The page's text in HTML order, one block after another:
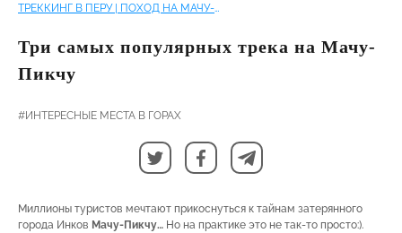
ТРЕККИНГ В ПЕРУ | ПОХОД НА МАЧУ-ПИКЧУ
Три самых популярных трека на Мачу-
Пикчу
#ИНТЕРЕСНЫЕ МЕСТА В ГОРАХ
Миллионы туристов мечтают прикоснуться к тайнам затерянного
города Инков Мачу-Пикчу… Но на практике это не так-то просто:).